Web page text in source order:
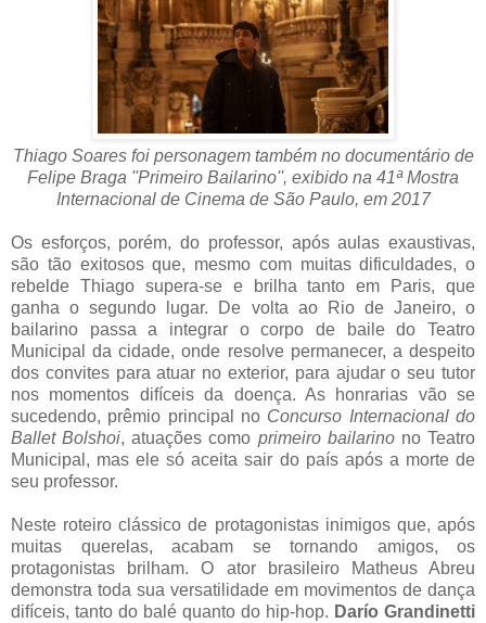
Thiago Soares foi personagem também no documentário de
Felipe Braga ''Primeiro Bailarino'', exibido na 41ª Mostra
Internacional de Cinema de São Paulo, em 2017
Os esforços, porém, do professor, após aulas exaustivas,
são tão exitosos que, mesmo com muitas dificuldades, o
rebelde Thiago supera-se e brilha tanto em Paris, que
ganha o segundo lugar. De volta ao Rio de Janeiro, o
bailarino passa a integrar o corpo de baile do Teatro
Municipal da cidade, onde resolve permanecer, a despeito
dos convites para atuar no exterior, para ajudar o seu tutor
nos momentos difíceis da doença. As honrarias vão se
sucedendo, prêmio principal no Concurso Internacional do
Ballet Bolshoi, atuações como primeiro bailarinono Teatro
Municipal, mas ele só aceita sair do país após a morte de
seu professor.
Neste roteiro clássico de protagonistas inimigos que, após
muitas querelas, acabam se tornando amigos, os
protagonistas brilham. O ator brasileiro Matheus Abreu
demonstra toda sua versatilidade em movimentos de dança
difíceis, tanto do balé quanto do hip-hop. Darío Grandinetti